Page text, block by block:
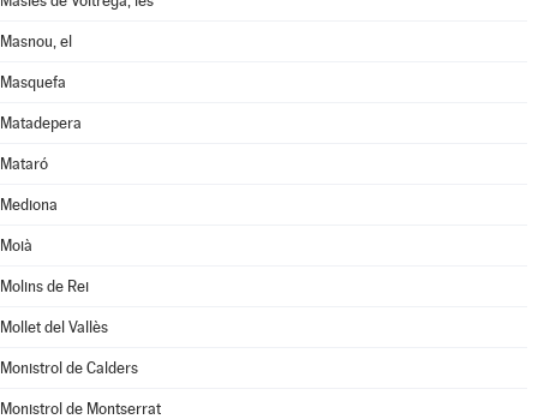
Masnou, el
Masquefa
Matadepera
Mataró
Mediona
Moià
Molins de Rei
Mollet del Vallès
Monistrol de Calders
Monistrol de Montserrat